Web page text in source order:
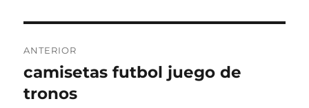
de
entradas
ANTERIOR
Entrada
anterior:
camisetas futbol juego de
tronos